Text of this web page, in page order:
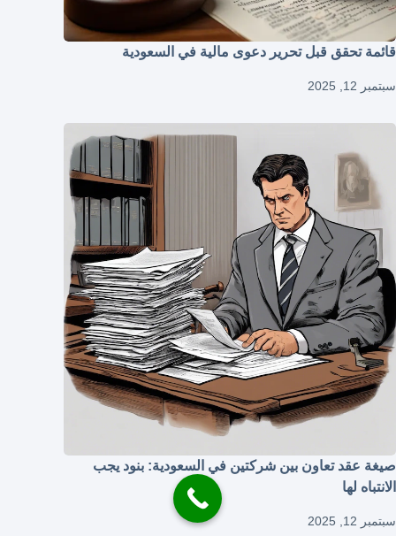
قائمة تحقق قبل تحرير دعوى مالية في السعودية
سبتمبر 12, 2025
صيغة عقد تعاون بين شركتين في السعودية: بنود يجب
الانتباه لها
سبتمبر 12, 2025